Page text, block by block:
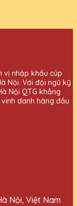
vị nhập khẩu cúp
Nội. Với đội ngũ kỹ
Nội QTG khẳng
danh hàng đầu
Nội, Việt Nam